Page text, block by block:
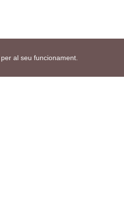
al seu funcionament.